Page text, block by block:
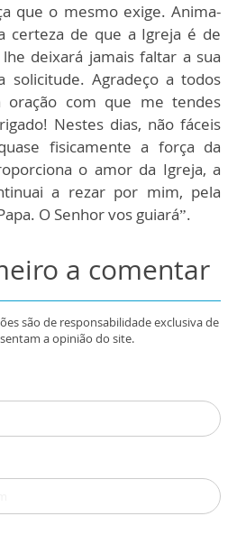
que o mesmo exige. Anima-
certeza de que a Igreja é de
deixará jamais faltar a sua
solicitude. Agradeço a todos
com que me tendes
Nestes dias, não fáceis
fisicamente a força da
o amor da Igreja, a
a rezar por mim, pela
O Senhor vos guiará”.
a comentar
são de responsabilidade exclusiva de
a opinião do site.